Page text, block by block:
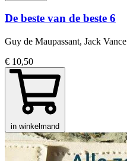
De beste van de beste 6
Guy de Maupassant, Jack Vance
€ 10,50
in winkelmand